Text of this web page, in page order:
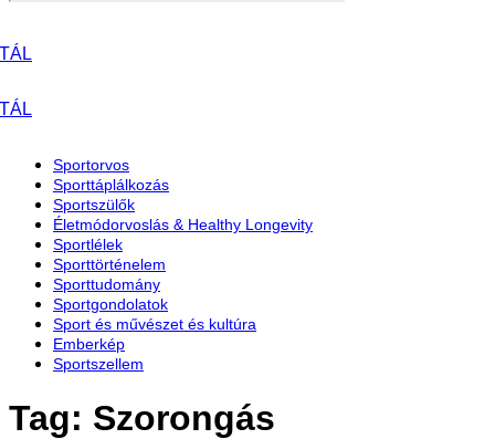
Sportorvos
Sporttáplálkozás
Sportszülők
Életmódorvoslás & Healthy Longevity
Sportlélek
Sporttörténelem
Sporttudomány
Sportgondolatok
Sport és művészet és kultúra
Emberkép
Sportszellem
Tag: Szorongás